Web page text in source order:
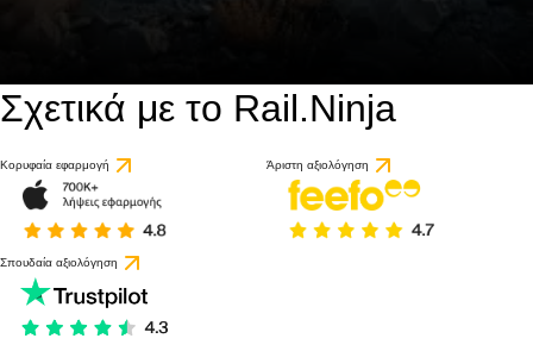
Σχετικά με το Rail.Ninja
Κορυφαία εφαρμογή Άριστη αξιολόγηση
Σπουδαία αξιολόγηση